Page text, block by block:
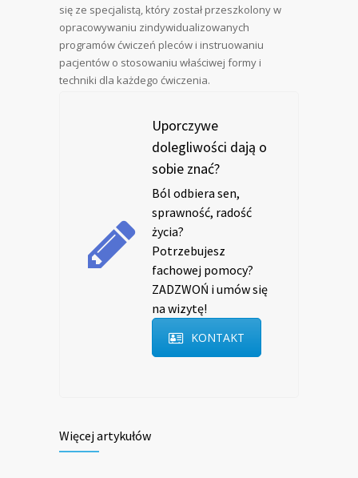
się ze specjalistą, który został przeszkolony w
opracowywaniu zindywidualizowanych
programów ćwiczeń pleców i instruowaniu
pacjentów o stosowaniu właściwej formy i
techniki dla każdego ćwiczenia.
Uporczywe
dolegliwości dają o
sobie znać?
Ból odbiera sen,
sprawność, radość
życia?
Potrzebujesz
fachowej pomocy?
ZADZWOŃ i umów się
na wizytę!
KONTAKT
Więcej artykułów